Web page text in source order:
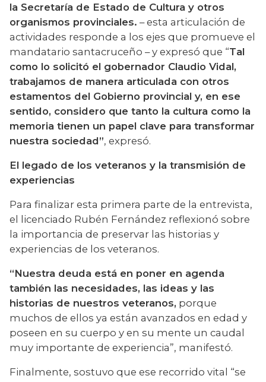
la Secretaría de Estado de Cultura y otros
organismos provinciales. – esta articulación de
actividades responde a los ejes que promueve el
mandatario santacruceño – y expresó que “Tal
como lo solicitó el gobernador Claudio Vidal,
trabajamos de manera articulada con otros
estamentos del Gobierno provincial y, en ese
sentido, considero que tanto la cultura como la
memoria tienen un papel clave para transformar
nuestra sociedad”, expresó.
El legado de los veteranos y la transmisión de
experiencias
Para finalizar esta primera parte de la entrevista,
el licenciado Rubén Fernández reflexionó sobre
la importancia de preservar las historias y
experiencias de los veteranos.
“Nuestra deuda está en poner en agenda
también las necesidades, las ideas y las
historias de nuestros veteranos, porque
muchos de ellos ya están avanzados en edad y
poseen en su cuerpo y en su mente un caudal
muy importante de experiencia”, manifestó.
Finalmente, sostuvo que ese recorrido vital “se